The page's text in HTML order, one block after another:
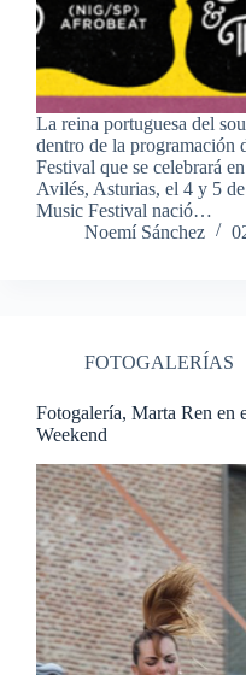
La reina portuguesa del
dentro de la
Festival que se celebrará
Avilés, Asturias, el 4 y 5
Music Festival nació…
Noemí Sánchez
FOTOGALERÍAS
Fotogalería, Marta Ren en
Weekend